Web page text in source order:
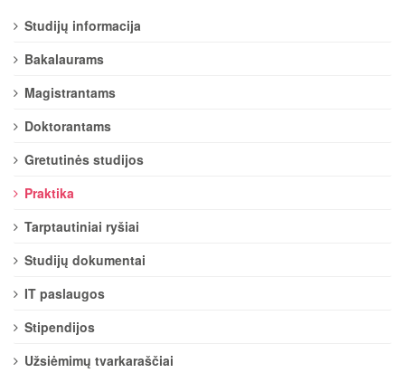
Studijų informacija
Bakalaurams
Magistrantams
Doktorantams
Gretutinės studijos
Praktika
Tarptautiniai ryšiai
Studijų dokumentai
IT paslaugos
Stipendijos
Užsiėmimų tvarkaraščiai